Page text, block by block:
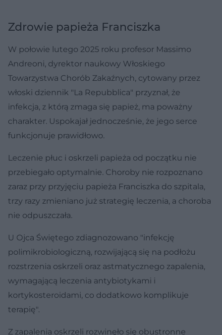
Zdrowie papieża Franciszka
W połowie lutego 2025 roku profesor Massimo
Andreoni, dyrektor naukowy Włoskiego
Towarzystwa Chorób Zakaźnych, cytowany przez
włoski dziennik "La Repubblica" przyznał, że
infekcja, z którą zmaga się papież, ma poważny
charakter. Uspokajał jednocześnie, że jego serce
funkcjonuje prawidłowo.
Leczenie płuc i oskrzeli papieża od początku nie
przebiegało optymalnie. Choroby nie rozpoznano
zaraz przy przyjęciu papieża Franciszka do szpitala,
trzy razy zmieniano już strategię leczenia, a choroba
nie odpuszczała.
U Ojca Świętego zdiagnozowano "infekcję
polimikrobiologiczną, rozwijającą się na podłożu
rozstrzenia oskrzeli oraz astmatycznego zapalenia,
wymagającą leczenia antybiotykami i
kortykosteroidami, co dodatkowo komplikuje
terapię".
Z zapalenia oskrzeli rozwinęło się obustronne